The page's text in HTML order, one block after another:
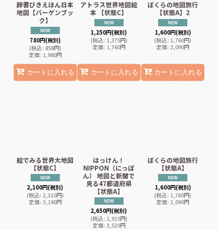
辞書びきえほん日本
地図【バーゲンブッ
ク】
780円(税別)
(税込: 858円)
定価: 1,980円
カートに入れる
アトラス世界地図絵
本 【状態C】
1,250円(税別)
(税込: 1,375円)
定価: 1,760円
カートに入れる
ぼくらの地図旅行
【状態A】2
1,600円(税別)
(税込: 1,760円)
定価: 2,090円
カートに入れる
絵でみる世界大地図
【状態C】
2,100円(税別)
(税込: 2,310円)
定価: 3,190円
はっけん！
NIPPON（にっぽ
ん） 地図と新聞で
見る47都道府県
【状態A】
2,650円(税別)
(税込: 2,915円)
定価: 3,520円
ぼくらの地図旅行
【状態A】
1,600円(税別)
(税込: 1,760円)
定価: 2,090円